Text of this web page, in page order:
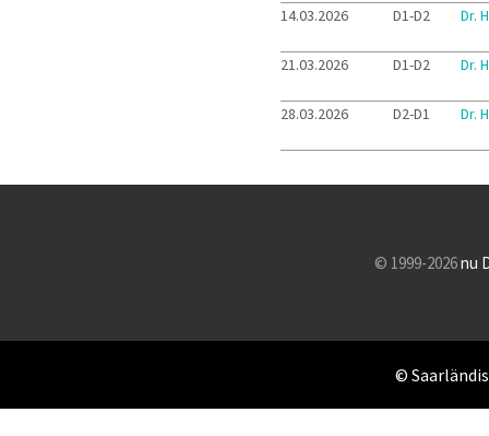
14.03.2026 D1-D2 Dr.
21.03.2026 D1-D2 Dr.
28.03.2026 D2-D1 Dr.
© 1999-2026nu